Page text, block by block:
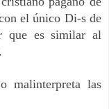
el único Di-s de
que es similar al
malinterpreta las